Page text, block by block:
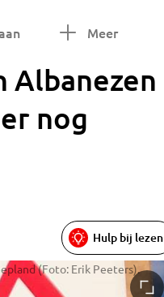
Meer
Albanezen
nog
(Foto: Erik Peeters).
Hulp bij lezen